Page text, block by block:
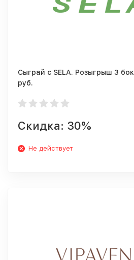
Сыграй с SELA. Розыгрыш 3
руб.
Скидка: 30%
Не действует